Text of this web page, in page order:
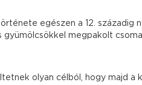
egészen a 12. századig
gyümölcsökkel megpakolt
olyan célból, hogy majd a